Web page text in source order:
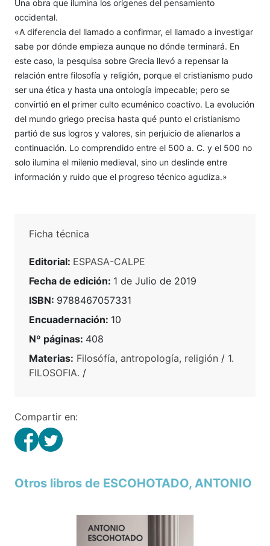
Una obra que ilumina los orígenes del pensamiento
occidental.
«A diferencia del llamado a confirmar, el llamado a investigar
sabe por dónde empieza aunque no dónde terminará. En
este caso, la pesquisa sobre Grecia llevó a repensar la
relación entre filosofía y religión, porque el cristianismo pudo
ser una ética y hasta una ontología impecable; pero se
convirtió en el primer culto ecuménico coactivo. La evolución
del mundo griego precisa hasta qué punto el cristianismo
partió de sus logros y valores, sin perjuicio de alienarlos a
continuación. Lo comprendido entre el 500 a. C. y el 500 no
solo ilumina el milenio medieval, sino un deslinde entre
información y ruido que el progreso técnico agudiza.»
Ficha técnica
Editorial: ESPASA-CALPE
Fecha de edición: 1 de Julio de 2019
ISBN: 9788467057331
Encuadernación: 10
Nº páginas: 408
Materias: Filosófía, antropología, religión / 1.
FILOSOFIA. /
Compartir en:
Otros libros de ESCOHOTADO, ANTONIO